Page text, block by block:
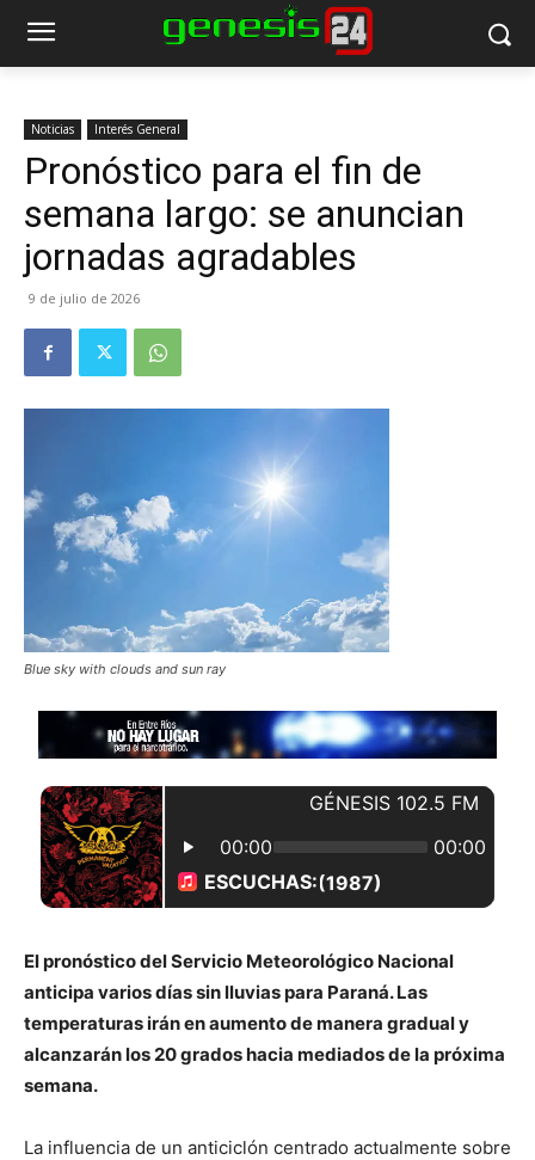
Noticias Interés General
Pronóstico para el fin de
semana largo: se anuncian
jornadas agradables
9 de julio de 2026
Blue sky with clouds and sun ray
El pronóstico del Servicio Meteorológico Nacional
anticipa varios días sin lluvias para Paraná. Las
temperaturas irán en aumento de manera gradual y
alcanzarán los 20 grados hacia mediados de la próxima
semana.
La influencia de un anticiclón centrado actualmente sobre